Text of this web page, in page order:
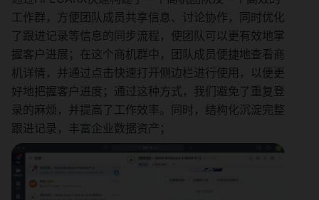
工作群，方便团队成员共享信息、讨论协作，同时优化
了跟进记录等信息的同步流程，使团队可以更有效地掌
握客户进展；在这个商机群中，团队成员便捷地查看商
机详情，并通过点击快速打开侧边栏进行使用，以便更
好地把握客户进度；通过这种方式，我们避免了重复登
录的麻烦，并提高了工作效率。同时，结构化沉淀完整
跟进记录，丰富企业数据资产；